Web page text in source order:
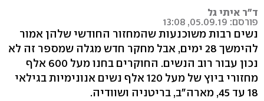
ד"ר איתי גל
פורסם: 05.09.19, 13:08
נשים רבות משוכנעות שהמחזור החודשי שלהן אמור
להימשך 28 ימים, אבל מחקר חדש מגלה שמספר זה לא
נכון עבור רוב הנשים. החוקרים בחנו מעל 600 אלף
מחזורי ביוץ של מעל 120 אלף נשים אנונימיות בגילאי
18 עד 45, מארה"ב, בריטניה ושוודיה.